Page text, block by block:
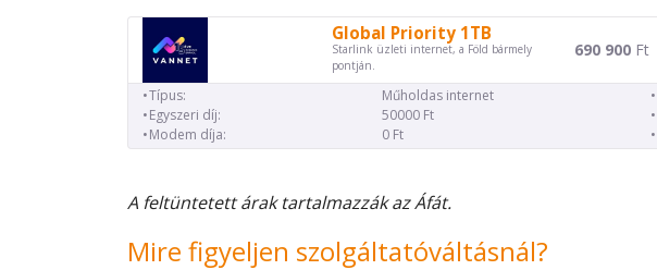
Global Priority 1TB
Starlink üzleti internet, a Föld bármely
pontján.
690 900Ft
Típus:
Műholdas internet
Egyszeri díj:
50000 Ft
Modem díja:
0 Ft
A feltüntetett árak tartalmazzák az Áfát.
Mire figyeljen szolgáltatóváltásnál?